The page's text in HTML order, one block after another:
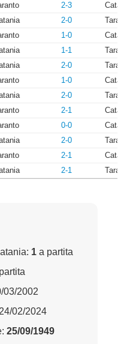
2-3
2-0
1-0
1-1
2-0
1-0
2-0
2-1
0-0
2-0
2-1
2-1
1 a partita
03/2002
02/2024
25/09/1949